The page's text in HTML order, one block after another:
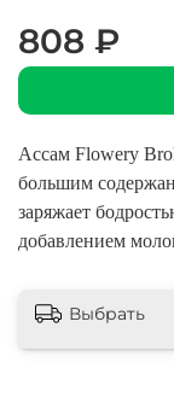
808 ₽
Ассам Flowery
большим
заряжает
добавлением
Выбрать